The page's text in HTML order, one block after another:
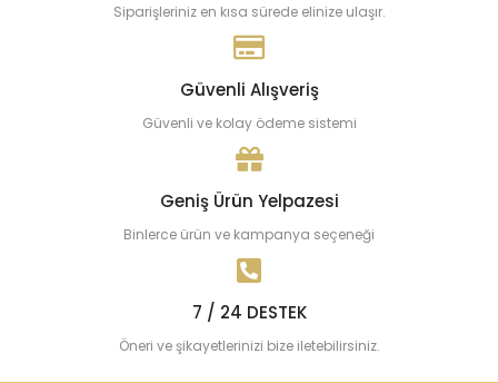
Siparişleriniz en kısa sürede elinize ulaşır.
Güvenli Alışveriş
Güvenli ve kolay ödeme sistemi
Geniş Ürün Yelpazesi
Binlerce ürün ve kampanya seçeneği
7 / 24 DESTEK
Öneri ve şikayetlerinizi bize iletebilirsiniz.